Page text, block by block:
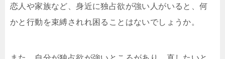
恋人や家族など、身近に独占欲が強い人がいると、何
かと行動を束縛されれ困ることはないでしょうか。